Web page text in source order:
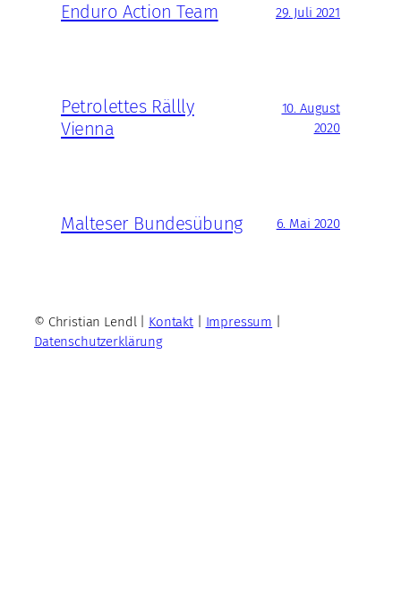
Enduro Action Team 29. Juli 2021
Petrolettes Rällly
Vienna
10. August
2020
Malteser Bundesübung 6. Mai 2020
© Christian Lendl | Kontakt| Impressum
Datenschutzerklärung